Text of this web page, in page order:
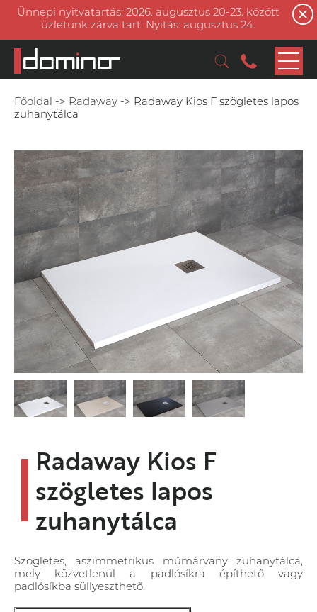
Ünnepi nyitvatartás: 2026. augusztus 20-23. között
üzletünk zárva tart. Nyitás: augusztus 24.
Főoldal -> Radaway -> Radaway Kios F szögletes lapos
zuhanytálca
Radaway Kios F
szögletes lapos
zuhanytálca
Szögletes, aszimmetrikus műmárvány zuhanytálca,
mely közvetlenül a padlósíkra építhető vagy
padlósíkba süllyeszthető.